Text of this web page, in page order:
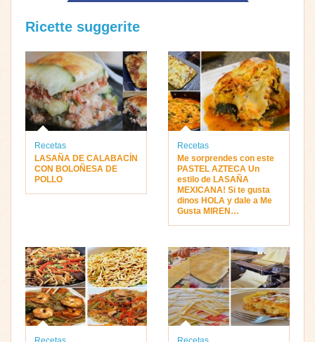
Ricette suggerite
Recetas
LASAÑA DE CALABACÍN
CON BOLOÑESA DE
POLLO
Recetas
Me sorprendes con este
PASTEL AZTECA Un
estilo de LASAÑA
MEXICANA! Si te gusta
dinos HOLA y dale a Me
Gusta MIREN…